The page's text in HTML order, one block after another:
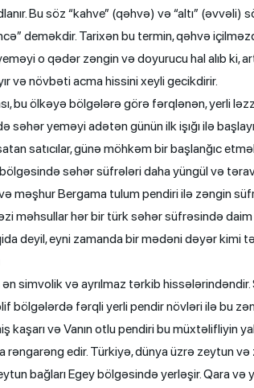
Bu söz “kahve” (qəhvə) və “altı” (əvvəli)
deməkdir. Tarixən bu termin, qəhvə
o qədər zəngin və doyurucu hal alıb ki,
və növbəti acma hissini xeyli gecikdirir.
bu ölkəyə bölgələrə görə fərqlənən, yerli
yeməyi adətən günün ilk işığı ilə
satıcılar, günə möhkəm bir başlanğıc
səhər süfrələri daha yüngül və
məşhur Bergama tulum pendiri ilə zəngin
məhsullar hər bir türk səhər süfrəsində daim
deyil, eyni zamanda bir mədəni dəyər kimi
simvolik və ayrılmaz tərkib
bölgələrdə fərqli yerli pendir növləri ilə bu
kaşarı və Vanın otlu pendiri bu müxtəlifliyin
edir. Türkiyə, dünya üzrə zeytun və
bağları Egey bölgəsində yerləşir. Qara və